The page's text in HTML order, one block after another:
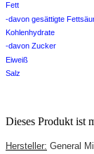
Fett
-davon gesättigte
Kohlenhydrate
-davon Zucker
Eiweiß
Salz
Dieses Produkt ist
Hersteller: General